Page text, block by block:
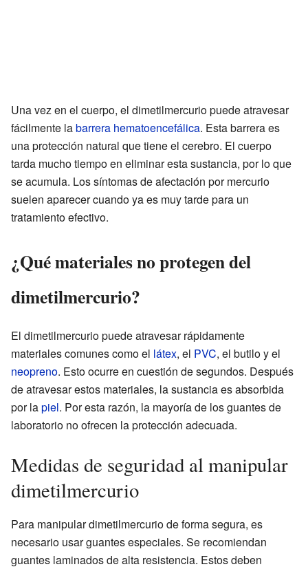
Una vez en el cuerpo, el dimetilmercurio puede atravesar
fácilmente labarrera hematoencefálica. Esta barrera es
una protección natural que tiene el cerebro. El cuerpo
tarda mucho tiempo en eliminar esta sustancia, por lo que
se acumula. Los síntomas de afectación por mercurio
suelen aparecer cuando ya es muy tarde para un
tratamiento efectivo.
¿Qué materiales no protegen del
dimetilmercurio?
El dimetilmercurio puede atravesar rápidamente
materiales comunes como el látex, el PVC, el butilo y el
neopreno. Esto ocurre en cuestión de segundos. Después
de atravesar estos materiales, la sustancia es absorbida
por lapiel. Por esta razón, la mayoría de los guantes de
laboratorio no ofrecen la protección adecuada.
Medidas de seguridad al manipular
dimetilmercurio
Para manipular dimetilmercurio de forma segura, es
necesario usar guantes especiales. Se recomiendan
guantes laminados de alta resistencia. Estos deben